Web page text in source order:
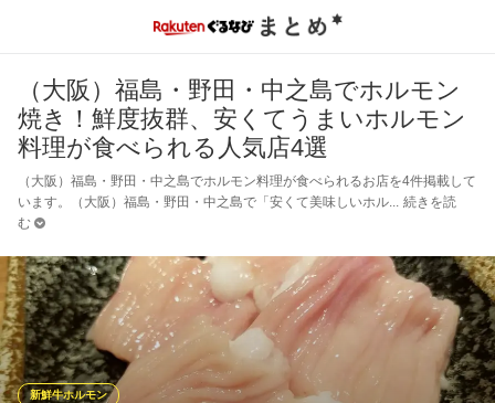
（大阪）福島・野田・中之島でホルモン
焼き！鮮度抜群、安くてうまいホルモン
料理が食べられる人気店4選
（大阪）福島・野田・中之島でホルモン料理が食べられるお店を4件掲載して
います。（大阪）福島・野田・中之島で「安くて美味しいホル
続きを読
む
新鮮牛ホルモン